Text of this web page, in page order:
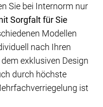
Sie bei Internorm nur
Sorgfalt für Sie
Modellen
nach Ihren
exklusiven Design
durch höchste
ist